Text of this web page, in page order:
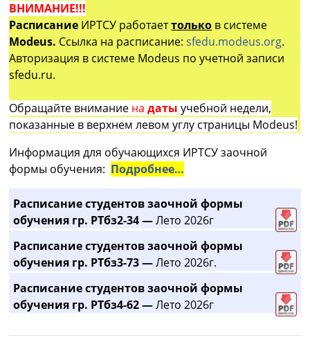
ВНИМАНИЕ!!!
Расписание ИРТСУ работаеттолько в системе
Modeus. Ссылка на расписание:sfedu.modeus.org.
Авторизация в системе Modeus по учетной записи
sfedu.ru.
Обращайте внимание на датыучебной недели,
показанные в верхнем левом углу страницы Modeus!
Информация для обучающихся ИРТСУ заочной
формы обучения: Подробнее…
Расписание студентов заочной формы
обучения гр. РТбз2-34 —Лето 2026г
Расписание студентов заочной формы
обучения гр. РТбз3-73 —Лето 2026г.
Расписание студентов заочной формы
обучения гр. РТбз4-62 —Лето 2026г